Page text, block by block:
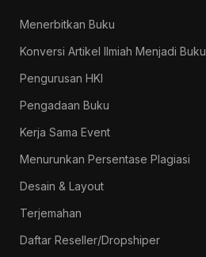
Menerbitkan Buku
Konversi Artikel Ilmiah Menjadi Buku
Pengurusan HKI
Pengadaan Buku
Kerja Sama Event
Menurunkan Persentase Plagiasi
Desain & Layout
Terjemahan
Daftar Reseller/Dropshiper